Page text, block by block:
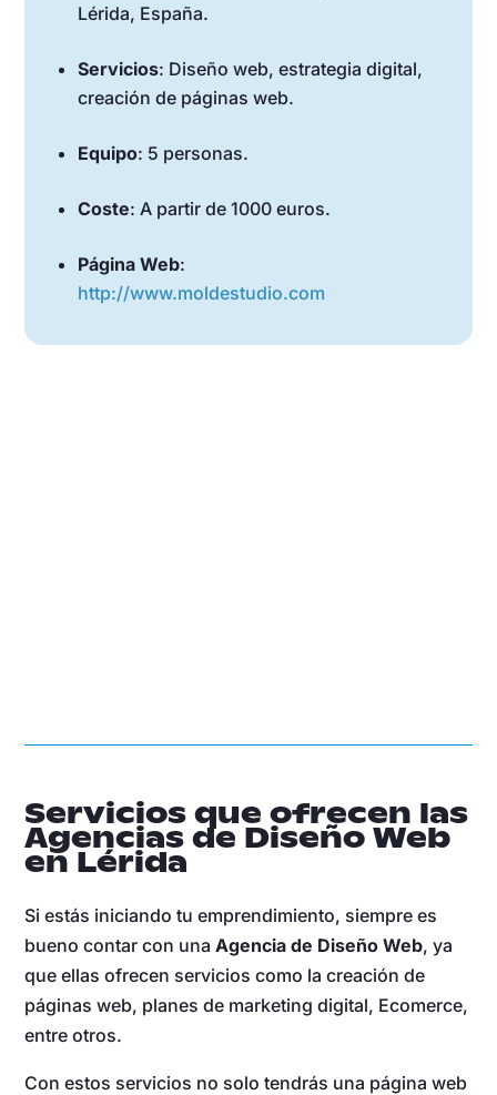
Lérida, España.
Servicios: Diseño web, estrategia digital,
creación de páginas web.
Equipo: 5 personas.
Coste: A partir de 1000 euros.
Página Web:
http://www.moldestudio.com
Servicios que ofrecen las
Agencias de Diseño Web
en Lérida
Si estás iniciando tu emprendimiento, siempre es
bueno contar con unaAgencia de Diseño Web, ya
que ellas ofrecen servicios como la creación de
páginas web, planes de marketing digital, Ecomerce,
entre otros.
Con estos servicios no solo tendrás una página web